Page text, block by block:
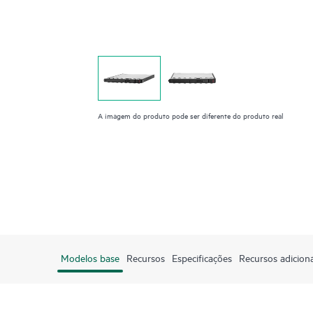
A imagem do produto pode ser diferente do produto real
Modelos base Recursos Especificações Recursos